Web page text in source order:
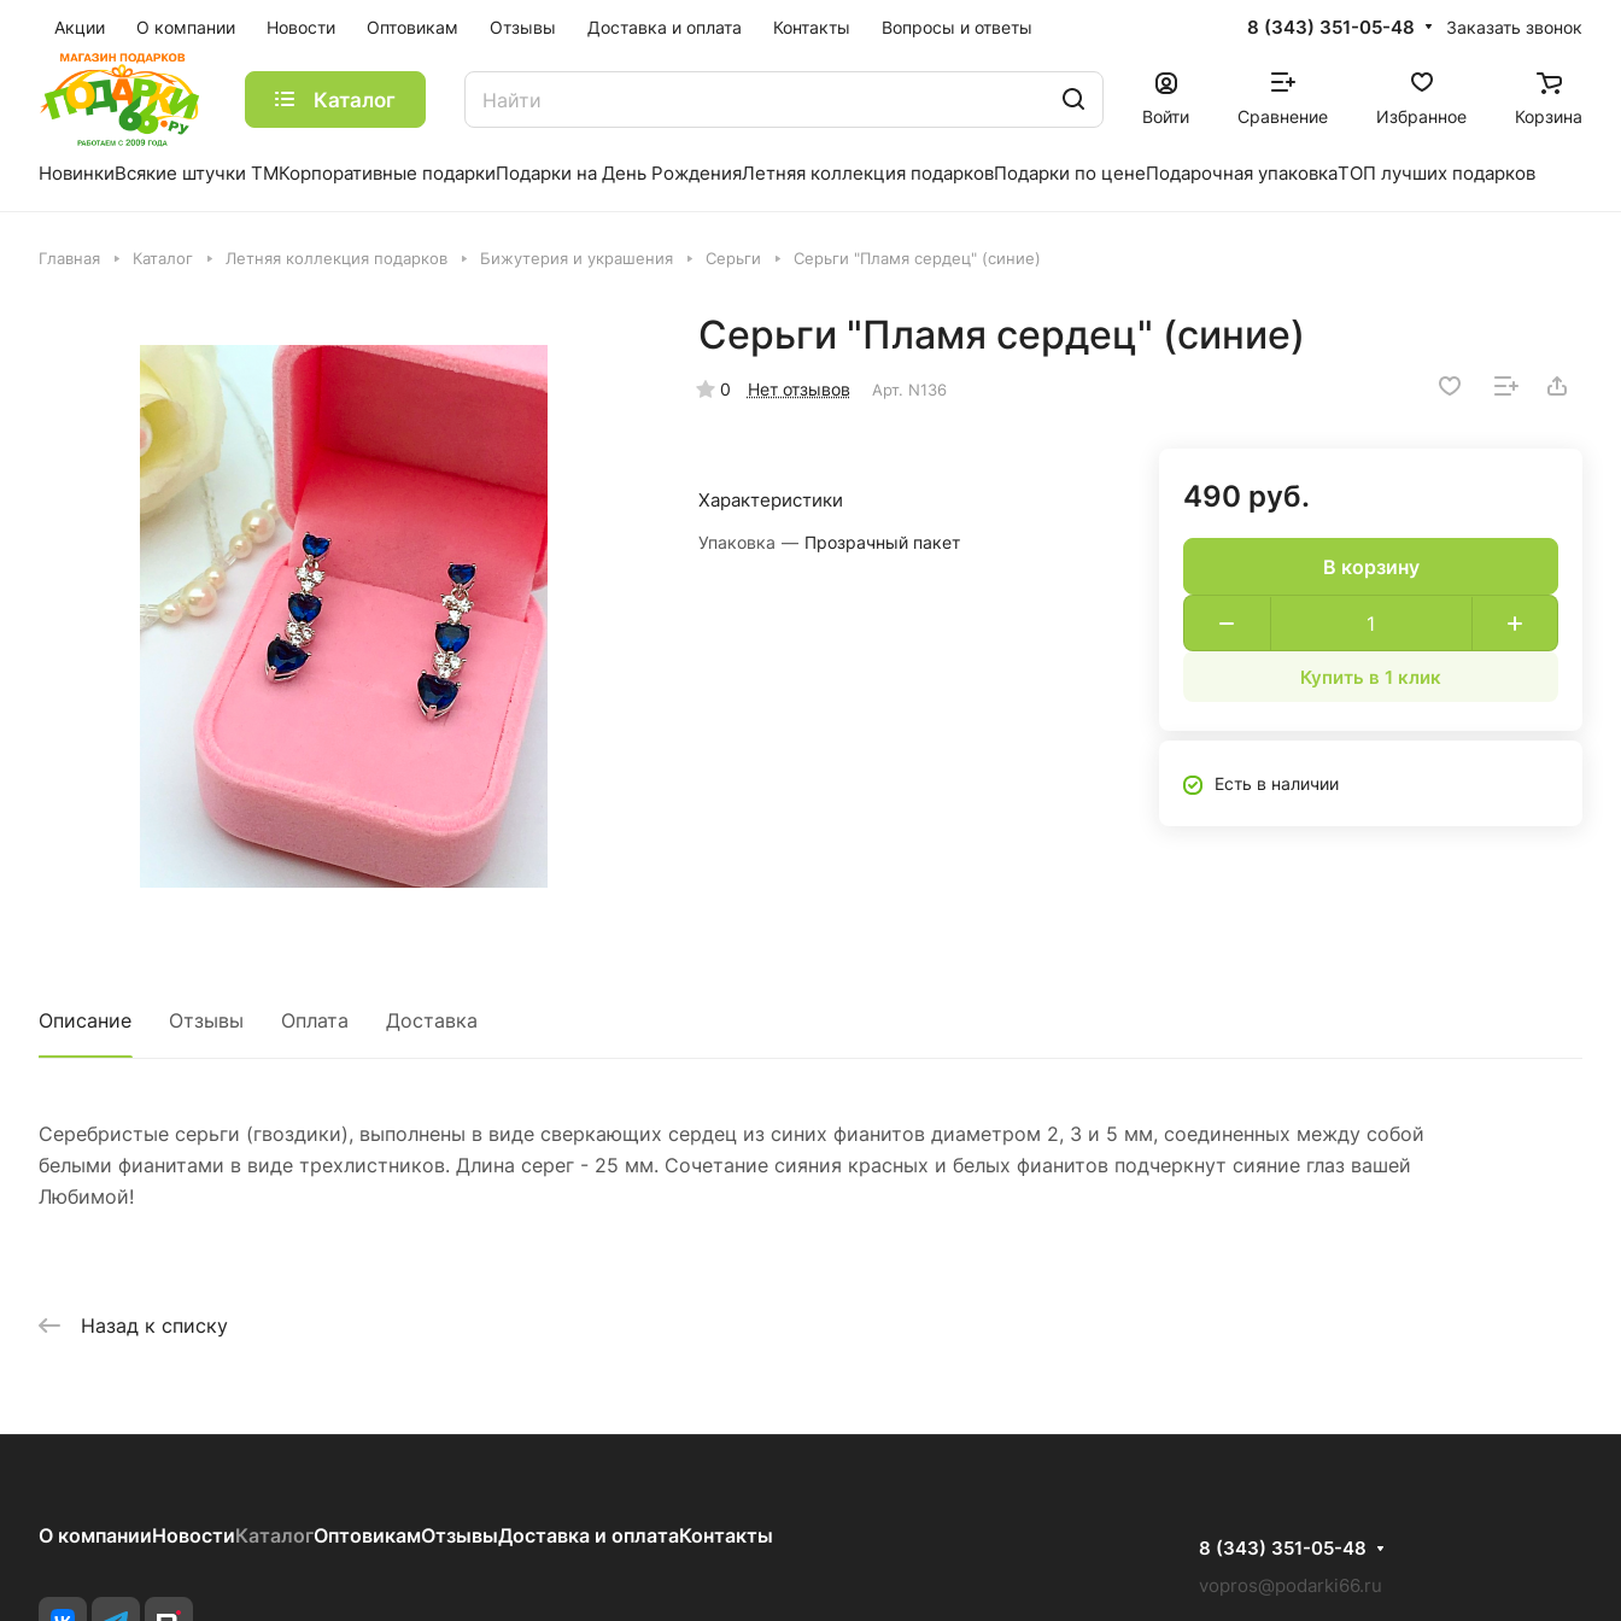
Акции О компании Новости Оптовикам Отзывы Доставка и оплата Контакты Вопросы и ответы 8 (343) 351-05-48 Заказать звонок
Каталог
Войти Сравнение Избранное Корзина
НовинкиВсякие штучки ТМКорпоративные подаркиПодарки на День РожденияЛетняя коллекция подарковПодарки по ценеПодарочная упаковкаТОП лучших подарков
Главная Каталог Летняя коллекция подарков Бижутерия и украшения Серьги Серьги "Пламя сердец" (синие)
Серьги "Пламя сердец" (синие)
0 Нет отзывов Арт. N136
Характеристики
Упаковка — Прозрачный пакет
490 руб.
В корзину
Купить в 1 клик
Есть в наличии
Описание Отзывы Оплата Доставка
Серебристые серьги (гвоздики), выполнены в виде сверкающих сердец из синих фианитов диаметром 2, 3 и 5 мм, соединенных между собой
белыми фианитами в виде трехлистников. Длина серег - 25 мм. Сочетание сияния красных и белых фианитов подчеркнут сияние глаз вашей
Любимой!
Назад к списку
О компанииНовостиКаталогОптовикамОтзывыДоставка и оплатаКонтакты
8 (343) 351-05-48
vopros@podarki66.ru